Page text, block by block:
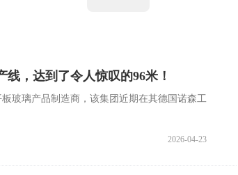
，达到了令人惊叹的96米！
玻璃产品制造商，该集团近期在其德国诺森工
2026-04-23